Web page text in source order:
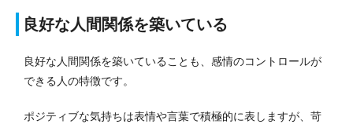
良好な人間関係を築いている
良好な人間関係を築いていることも、感情のコントロールが
できる人の特徴です。
ポジティブな気持ちは表情や言葉で積極的に表しますが、苛